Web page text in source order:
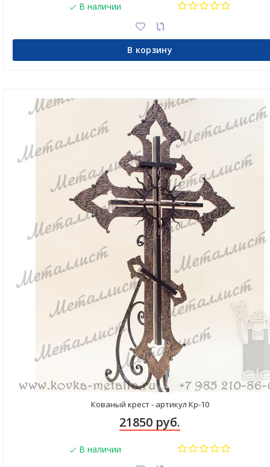
В наличии
В корзину
Кованый крест - артикул Кр-10
21850 руб.
В наличии